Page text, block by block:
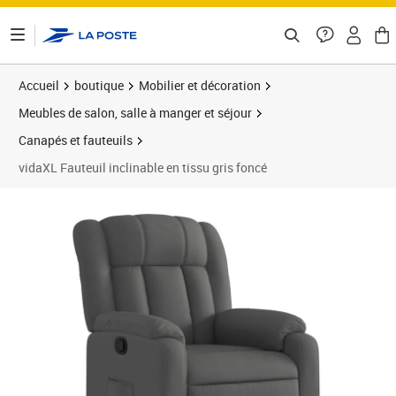
Accueil boutique
Mobilier et décoration
Meubles de salon, salle à manger et séjour
Canapés et fauteuils
vidaXL Fauteuil inclinable en tissu gris foncé